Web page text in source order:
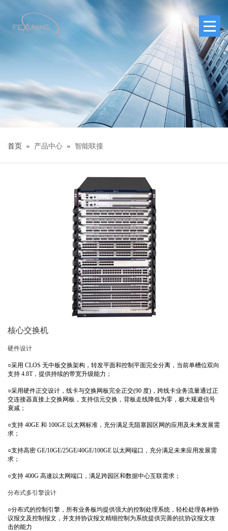
首页 » 产品中心 » 智能联接
核心交换机
硬件设计
○采用 CLOS 无中板交换架构，转发平面和控制平面完全分离，当前单槽位双向
支持 4.8T，提供持续的带宽升级能力；
○采用硬件正交设计，线卡与交换网板完全正交(90 度) ，跨线卡业务流量通过正
交连接器直接上交换网板，支持信元交换，背板走线降低为零，极大规避信号
衰减；
○支持 40GE 和 100GE 以太网标准，充分满足无阻塞园区网的应用及未来发展需
求；
○支持高密 GE/10GE/25GE/40GE/100GE 以太网端口，充分满足未来应用发展需
求；
○支持 400G 高速以太网端口，满足跨园区和数据中心互联需求；
分布式多引擎设计
○分布式的控制引擎，所有业务板均提供强大的控制处理系统，轻松处理各种协
议报文及控制报文，并支持协议报文精细控制为系统提供完善的抗协议报文攻
击的能力